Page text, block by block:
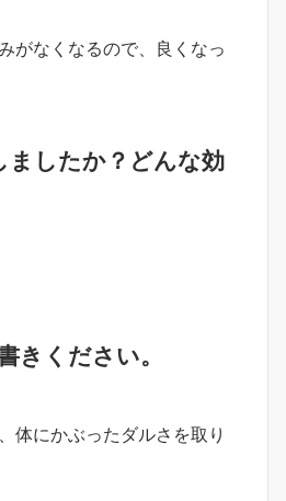
がなくなるので、良くなっ
ましたか？どんな効
きください。
体にかぶったダルさを取り